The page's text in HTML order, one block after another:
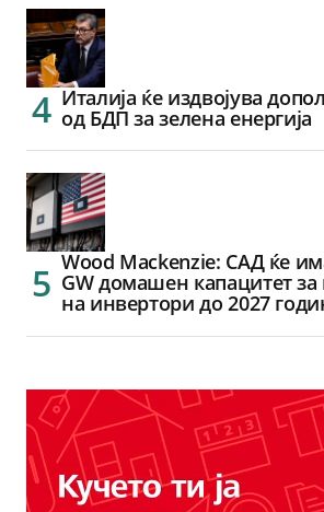
Италија ќе издвојува
од БДП за зелена енергија
Wood Mackenzie: САД ќе
GW домашен капацитет за
на инвертори до 2027